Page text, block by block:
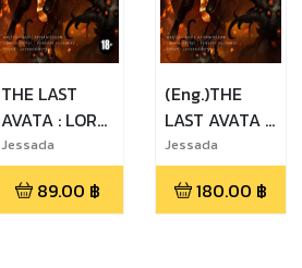
THE LAST
AVATA : LORD
OF KUWEN
CHAPTER 1 :
OUTBREAK
Jessada
Sutthi,Pasit
Apivanidudom,P
ongpat Pecharat
89.00 ฿
(Eng.)THE
LAST AVATA :
LORD OF
KUWEN
CHAPTER 1 :
Jessada
Sutthi,Pasit
Apivanidudom,P
ongpat Pecharat
180.00 ฿